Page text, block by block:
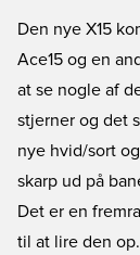
Den nye X15
Ace15 og en
at se nogle af
stjerner og det
nye hvid/sort
skarp ud på
Det er en
til at lire den